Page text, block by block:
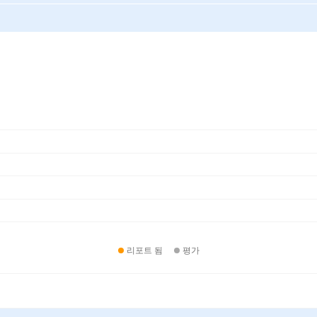
리포트 됨 평가